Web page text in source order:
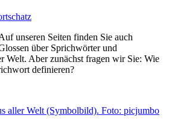
unseren Seiten finden Sie auch
über Sprichwörter und
Welt. Aber zunächst fragen wir Sie: Wie
definieren?